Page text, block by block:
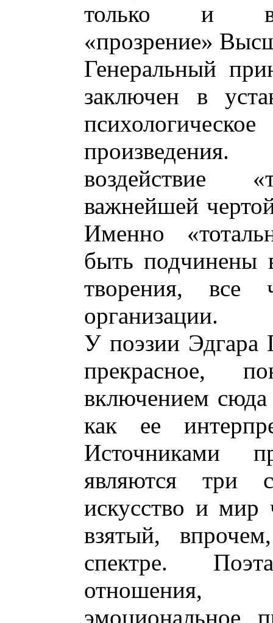
только и
«прозрение»
Генеральный
заключен в
воздействие
важнейшей
Именно
быть подчинены
творения, все
организации.
У поэзии Эдгара
прекрасное,
включением сюда
как ее
Источниками
являются три
искусство и мир
взятый,
спектре.
отношения,
эмоциональное